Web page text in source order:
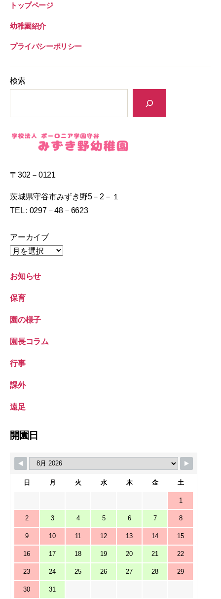
トップページ
幼稚園紹介
プライバシーポリシー
検索
〒302－0121
茨城県守谷市みずき野5－2－１
TEL : 0297－48－6623
アーカイブ
お知らせ
保育
園の様子
園長コラム
行事
課外
遠足
開園日
日 月 火 水 木 金 土
1
2 3 4 5 6 7 8
9 10 11 12 13 14 15
16 17 18 19 20 21 22
23 24 25 26 27 28 29
30 31